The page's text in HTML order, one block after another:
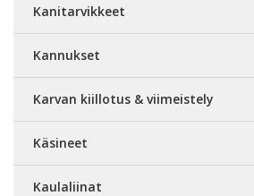
Kanitarvikkeet
Kannukset
Karvan kiillotus & viimeistely
Käsineet
Kaulaliinat